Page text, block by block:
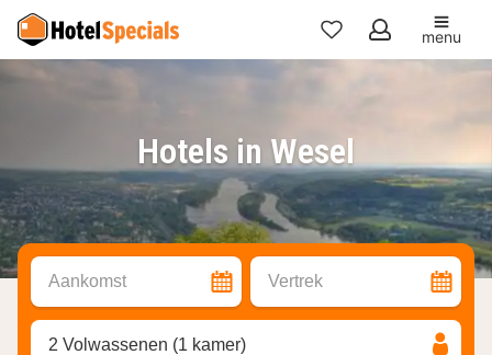
Mijn
menu
Hotels in Wesel
Aankomst Vertrek
2 Volwassenen (1 kamer)